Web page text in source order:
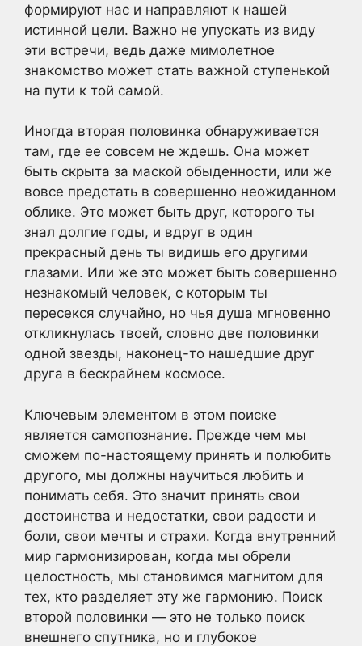
формируют нас и направляют к нашей
истинной цели. Важно не упускать из виду
эти встречи, ведь даже мимолетное
знакомство может стать важной ступенькой
на пути к той самой.
Иногда вторая половинка обнаруживается
там, где ее совсем не ждешь. Она может
быть скрыта за маской обыденности, или же
вовсе предстать в совершенно неожиданном
облике. Это может быть друг, которого ты
знал долгие годы, и вдруг в один
прекрасный день ты видишь его другими
глазами. Или же это может быть совершенно
незнакомый человек, с которым ты
пересекся случайно, но чья душа мгновенно
откликнулась твоей, словно две половинки
одной звезды, наконец-то нашедшие друг
друга в бескрайнем космосе.
Ключевым элементом в этом поиске
является самопознание. Прежде чем мы
сможем по-настоящему принять и полюбить
другого, мы должны научиться любить и
понимать себя. Это значит принять свои
достоинства и недостатки, свои радости и
боли, свои мечты и страхи. Когда внутренний
мир гармонизирован, когда мы обрели
целостность, мы становимся магнитом для
тех, кто разделяет эту же гармонию. Поиск
второй половинки — это не только поиск
внешнего спутника, но и глубокое